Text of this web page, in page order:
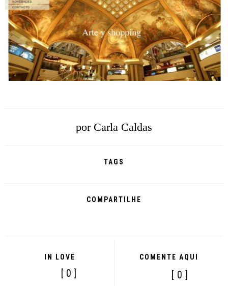
por Carla Caldas
TAGS
COMPARTILHE
IN LOVE
[ 0 ]
COMENTE AQUI
[ 0 ]